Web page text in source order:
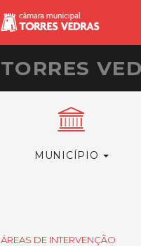
TORRES
MUNICÍPIO
ÁREAS DE INTERVENÇÃO